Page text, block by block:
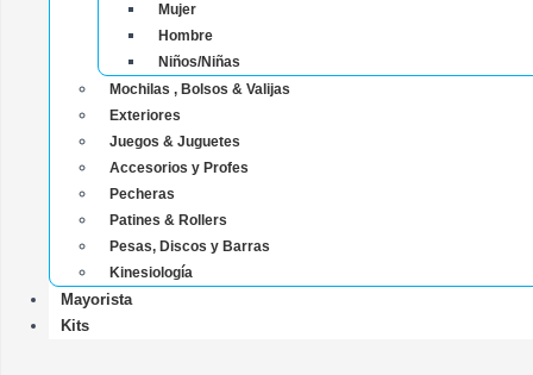
Mujer
Hombre
Niños/Niñas
Mochilas , Bolsos & Valijas
Exteriores
Juegos & Juguetes
Accesorios y Profes
Pecheras
Patines & Rollers
Pesas, Discos y Barras
Kinesiología
Mayorista
Kits